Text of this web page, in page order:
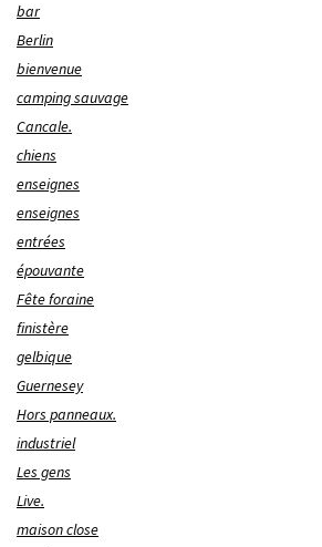
bar
Berlin
bienvenue
camping sauvage
Cancale.
chiens
enseignes
enseignes
entrées
épouvante
Fête foraine
finistère
gelbique
Guernesey
Hors panneaux.
industriel
Les gens
Live.
maison close